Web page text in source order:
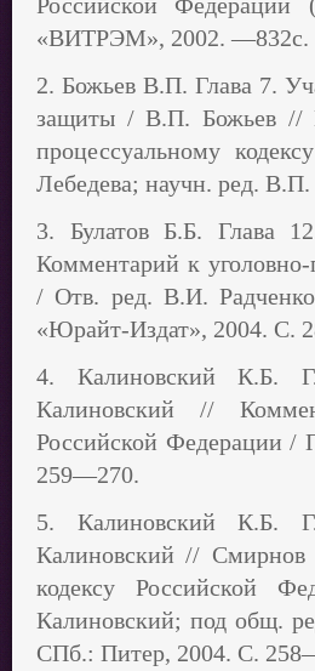
«ВИТРЭМ», 2002. —832с.
2. Божьев В.П. Глава 7.
защиты / В.П. Божьев //
процессуальному
Лебедева; научн. ред.
3. Булатов Б.Б. Глава
Комментарий к
/ Отв. ред. В.И.
«Юрайт-Издат», 2004. С.
4. Калиновский К.Б.
Калиновский //
Российской Федерации
259—270.
5. Калиновский К.Б.
Калиновский // Смирнов
кодексу Российской
Калиновский; под общ.
СПб.: Питер, 2004. С.